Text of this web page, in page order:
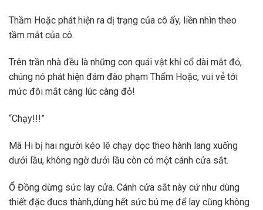
Thầm Hoặc phát hiện ra dị trạng của cô ấy, liền nhìn theo
tầm mắt của cô.
Trên trần nhà đều là những con quái vật khỉ cổ dài mắt đỏ,
chúng nó phát hiện đám đào phạm Thẩm Hoặc, vui vẻ tới
mức đôi mắt càng lúc càng đỏ!
“Chạy!!!”
Mã Hi bị hai người kéo lê chạy dọc theo hành lang xuống
dưới lầu, không ngờ dưới lầu còn có một cánh cửa sắt.
Ổ Đồng dừng sức lay cửa. Cánh cửa sắt này cứ như dùng
thiết đặc đucs thành,dùng hết sức bú mẹ để lay cũng không